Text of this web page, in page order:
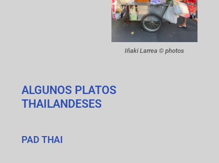
Iñaki Larrea © photos
ALGUNOS PLATOS
THAILANDESES
PAD THAI